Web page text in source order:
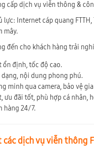
cấp dịch vụ viễn thông &
lực: Internet cáp quang
mây.
đến cho khách hàng trải
định, tốc độ cao.
nội dung phong phú.
minh qua camera, bảo vệ
ưu đãi tốt, phù hợp cá nhân,
hàng 24/7.
dịch vụ viễn thông